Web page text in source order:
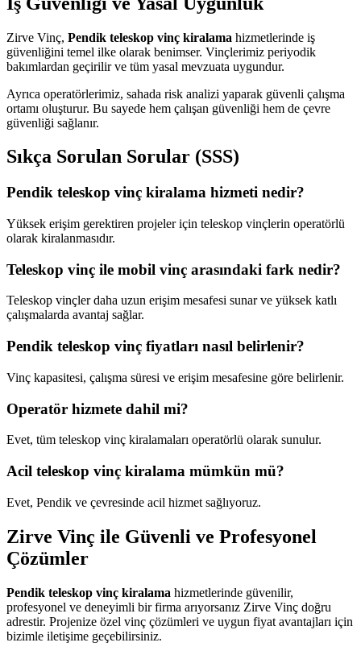
Zirve Vinç, Pendik teleskop vinç kiralama hizmetlerinde iş
güvenliğini temel ilke olarak benimser. Vinçlerimiz periyodik
bakımlardan geçirilir ve tüm yasal mevzuata uygundur.
Ayrıca operatörlerimiz, sahada risk analizi yaparak güvenli çalışma
ortamı oluşturur. Bu sayede hem çalışan güvenliği hem de çevre
güvenliği sağlanır.
Sıkça Sorulan Sorular (SSS)
Pendik teleskop vinç kiralama hizmeti nedir?
Yüksek erişim gerektiren projeler için teleskop vinçlerin operatörlü
olarak kiralanmasıdır.
Teleskop vinç ile mobil vinç arasındaki fark nedir?
Teleskop vinçler daha uzun erişim mesafesi sunar ve yüksek katlı
çalışmalarda avantaj sağlar.
Pendik teleskop vinç fiyatları nasıl belirlenir?
Vinç kapasitesi, çalışma süresi ve erişim mesafesine göre belirlenir.
Operatör hizmete dahil mi?
Evet, tüm teleskop vinç kiralamaları operatörlü olarak sunulur.
Acil teleskop vinç kiralama mümkün mü?
Evet, Pendik ve çevresinde acil hizmet sağlıyoruz.
Zirve Vinç ile Güvenli ve Profesyonel
Çözümler
Pendik teleskop vinç kiralama hizmetlerinde güvenilir,
profesyonel ve deneyimli bir firma arıyorsanız Zirve Vinç doğru
adrestir. Projenize özel vinç çözümleri ve uygun fiyat avantajları için
bizimle iletişime geçebilirsiniz.